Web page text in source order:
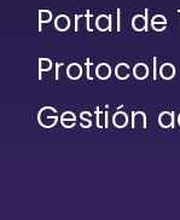
Portal de
Gestión